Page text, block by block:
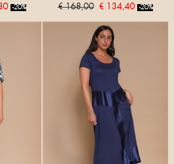
-20% € 168,00 € 134,40 -20%